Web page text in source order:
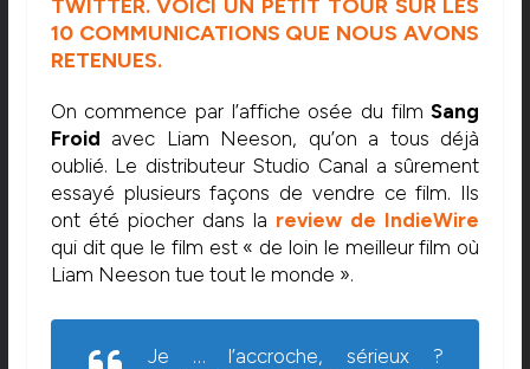
TWITTER. VOICI UN PETIT TOUR SUR LES
10 COMMUNICATIONS QUE NOUS AVONS
RETENUES.
On commence par l’affiche osée du filmSang
Froid avec Liam Neeson, qu’on a tous déjà
oublié. Le distributeur Studio Canal a sûrement
essayé plusieurs façons de vendre ce film. Ils
ont été piocher dans la review de IndieWire
qui dit que le film est « de loin le meilleur film où
Liam Neeson tue tout le monde ».
Je … l’accroche, sérieux ?